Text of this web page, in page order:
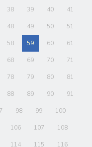
38 39 40 41
48 49 50 51
58 59 60 61
68 69 70 71
78 79 80 81
88 89 90 91
98 99 100
106 107 108
114 115 116